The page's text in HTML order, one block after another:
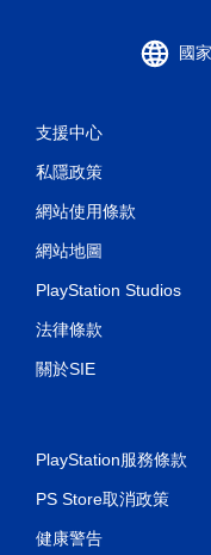
國
支援中心
私隱政策
網站使用條款
網站地圖
PlayStation Studios
法律條款
關於SIE
PlayStation服務條款
PS Store取消政策
健康警告